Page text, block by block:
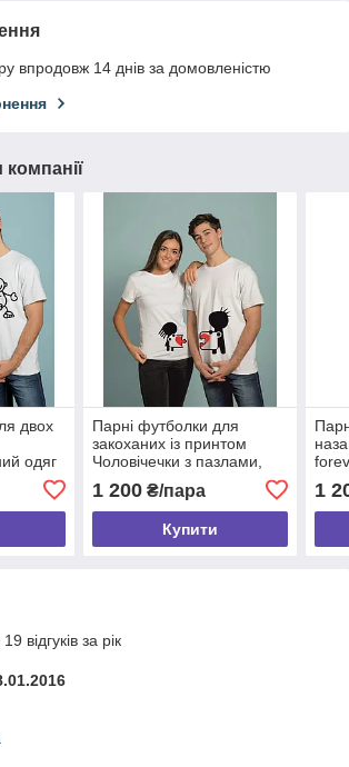
впродовж 14 днів за домовленістю
компанії
двох
одяг
на
Парні футболки для
закоханих із принтом
Чоловічечки з пазлами,
прикольні майки для двох
на 14 лютого
1 200₴/пара
Купити
1
відгуків за рік